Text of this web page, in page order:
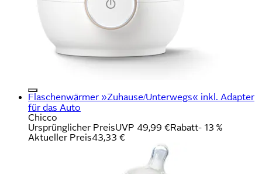
Flaschenwärmer »Zuhause/Unterwegs« inkl. Adapter
für das Auto
Chicco
Ursprünglicher PreisUVP 49,99 €Rabatt- 13 %
Aktueller Preis43,33 €